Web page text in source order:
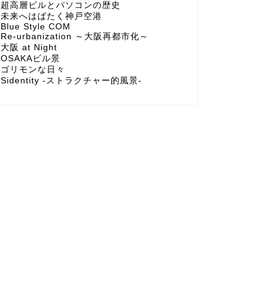
超高層ビルとパソコンの歴史
未来へはばたく神戸空港
Blue Style COM
Re-urbanization ～大阪再都市化～
大阪 at Night
OSAKAビル景
ゴリモンな日々
Sidentity -ストラクチャー的風景-